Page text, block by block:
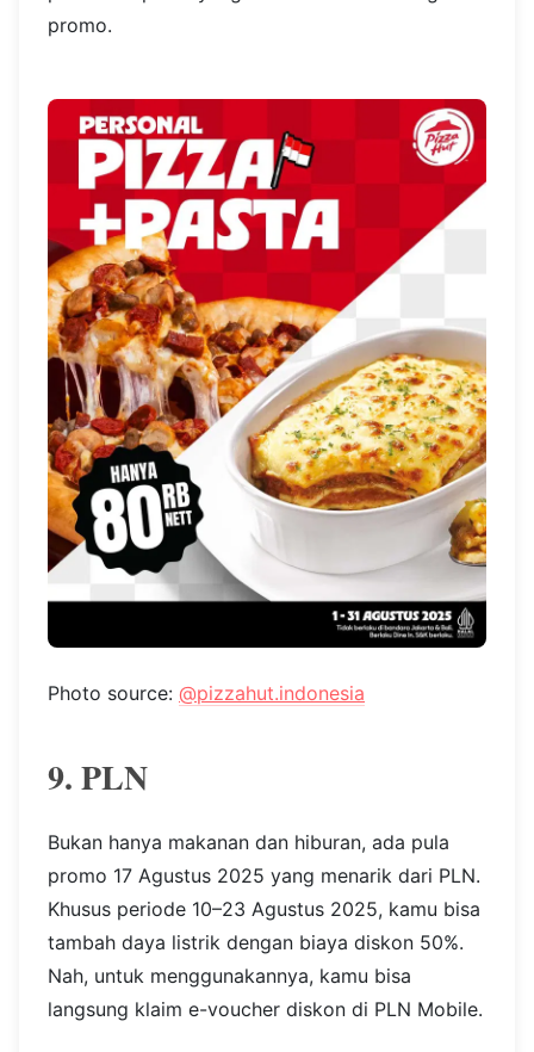
promo.
Photo source: @pizzahut.indonesia
9. PLN
Bukan hanya makanan dan hiburan, ada pula
promo 17 Agustus 2025 yang menarik dari PLN.
Khusus periode 10–23 Agustus 2025, kamu bisa
tambah daya listrik dengan biaya diskon 50%.
Nah, untuk menggunakannya, kamu bisa
langsung klaim e-voucher diskon di PLN Mobile.